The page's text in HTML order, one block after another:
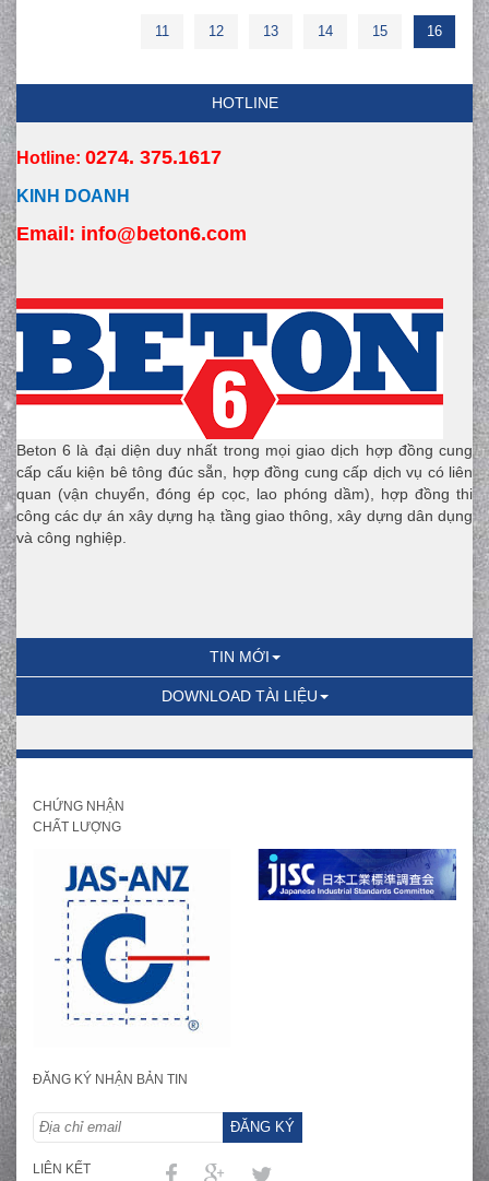
11 12 13 14 15 16
HOTLINE
Hotline: 0274. 375.1617
KINH DOANH
Email: info@beton6.com
Beton 6 là đại diện duy nhất trong mọi giao dịch hợp đồng cung
cấp cấu kiện bê tông đúc sẵn, hợp đồng cung cấp dịch vụ có liên
quan (vận chuyển, đóng ép cọc, lao phóng dầm), hợp đồng thi
công các dự án xây dựng hạ tầng giao thông, xây dựng dân dụng
và công nghiệp.
TIN MỚI
DOWNLOAD TÀI LIỆU
CHỨNG NHẬN
CHẤT LƯỢNG
ĐĂNG KÝ NHẬN BẢN TIN
ĐĂNG KÝ
LIÊN KẾT